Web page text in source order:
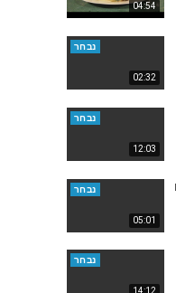
04:54
02:32
נבחר
12:03
נבחר
05:01
נבחר
נבחר